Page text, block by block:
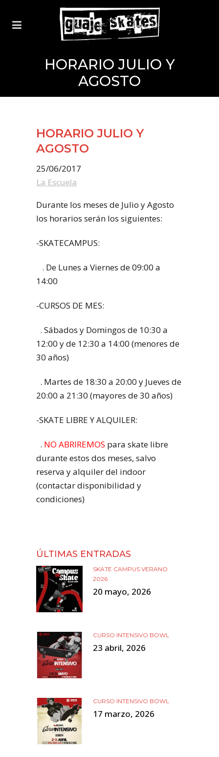
HORARIO JULIO Y
AGOSTO
HORARIO JULIO Y
AGOSTO
25/06/2017
La Escuela
Durante los meses de Julio y Agosto
los horarios serán los siguientes:
-SKATECAMPUS:
. De Lunes a Viernes de 09:00 a
14:00
-CURSOS DE MES:
. Sábados y Domingos de 10:30 a
12:00 y de 12:30 a 14:00 (menores de
30 años)
. Martes de 18:30 a 20:00 y Jueves de
20:00 a 21:30 (mayores de 30 años)
-SKATE LIBRE Y ALQUILER:
. NO ABRIREMOS para skate libre
durante estos dos meses, salvo
reserva y alquiler del indoor
(contactar disponibilidad y
condiciones)
ÚLTIMAS ENTRADAS
SKATE CAMPUS VERANO
2026
20 mayo, 2026
CURSO INTENSIVO BOWL
23 abril, 2026
CURSO INTENSIVO BOWL
17 marzo, 2026